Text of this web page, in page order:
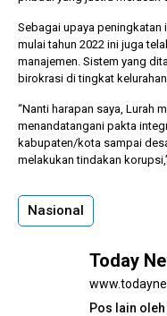
Sebagai upaya peningkatan
mulai tahun 2022 ini juga
manajemen. Sistem yang
birokrasi di tingkat
“Nanti harapan saya, Lurah
menandatangani pakta
kabupaten/kota sampai
melakukan tindakan
Nasional
Today
Pos lain